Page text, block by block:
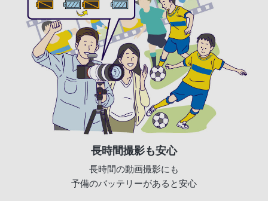
長時間撮影も安心
長時間の動画撮影にも
予備のバッテリーがあると安心